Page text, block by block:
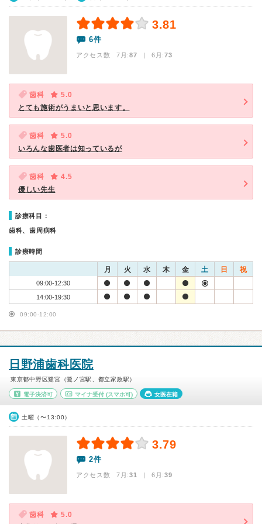
3.81
6件
アクセス数 7月:87 | 6月:73
歯科
5.0
とても施術がうまいと思います。
歯科
5.0
いろんな歯医者は知っているが
歯科
4.5
優しい先生
診療科目：
歯科、歯周病科
診療時間
月 火 水 木 金 土 日 祝
09:00-12:30
14:00-19:30
09:00-12:00
日野浦歯科医院
東京都中野区鷺宮（鷺ノ宮駅、都立家政駅）
電子決済可 マイナ受付(スマホ可) 女医在籍
土曜（〜13:00）
3.79
2件
アクセス数 7月:31 | 6月:39
歯科
5.0